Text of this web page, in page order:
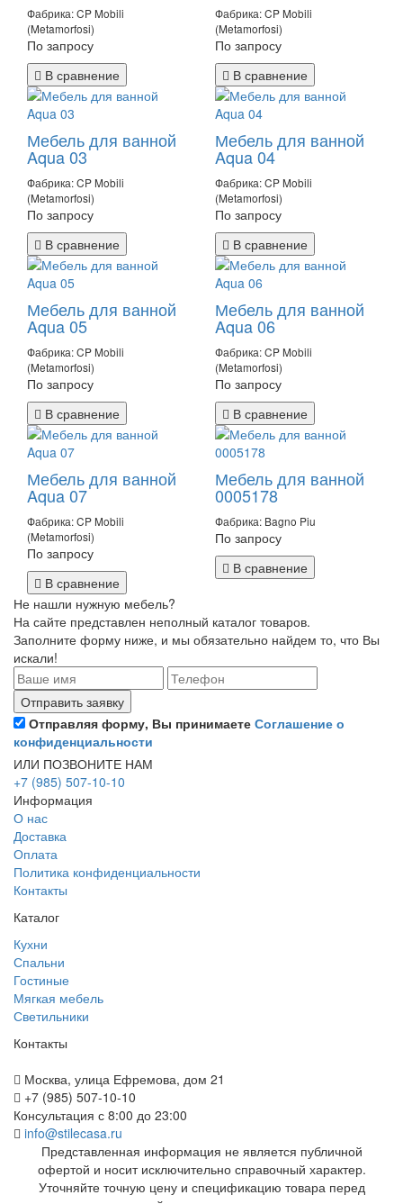
Фабрика: CP Mobili
(Metamorfosi)
По запросу
В сравнение
Фабрика: CP Mobili
(Metamorfosi)
По запросу
В сравнение
Мебель для ванной
Aqua 03
Фабрика: CP Mobili
(Metamorfosi)
По запросу
В сравнение
Мебель для ванной
Aqua 04
Фабрика: CP Mobili
(Metamorfosi)
По запросу
В сравнение
Мебель для ванной
Aqua 05
Фабрика: CP Mobili
(Metamorfosi)
По запросу
В сравнение
Мебель для ванной
Aqua 06
Фабрика: CP Mobili
(Metamorfosi)
По запросу
В сравнение
Мебель для ванной
Aqua 07
Фабрика: CP Mobili
(Metamorfosi)
По запросу
В сравнение
Мебель для ванной
0005178
Фабрика: Bagno Piu
По запросу
В сравнение
Не нашли нужную мебель?
На сайте представлен неполный каталог товаров.
Заполните форму ниже, и мы обязательно найдем то, что Вы
искали!
Отправляя форму, Вы принимаете Соглашение о
конфиденциальности
ИЛИ ПОЗВОНИТЕ НАМ
+7 (985) 507-10-10
Информация
О нас
Доставка
Оплата
Политика конфиденциальности
Контакты
Каталог
Кухни
Спальни
Гостиные
Мягкая мебель
Светильники
Контакты
Москва, улица Ефремова, дом 21
+7 (985) 507-10-10
Консультация с 8:00 до 23:00
info@stilecasa.ru
Представленная информация не является публичной
офертой и носит исключительно справочный характер.
Уточняйте точную цену и спецификацию товара перед